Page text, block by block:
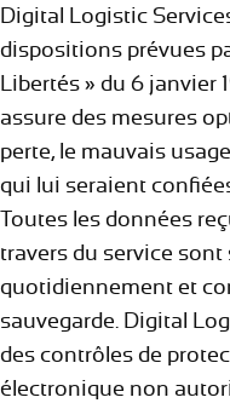
Digital Logistic
dispositions prévues
Libertés » du 6 janvier
assure des mesures
perte, le mauvais
qui lui seraient
Toutes les données
travers du service sont
quotidiennement et
sauvegarde. Digital
des contrôles de
électronique non